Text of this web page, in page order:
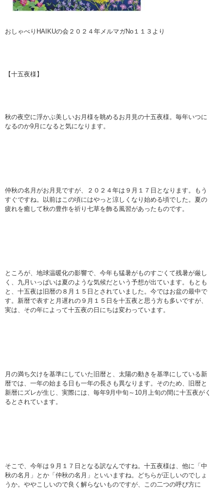
おしゃべりHAIKUの会２０２４年メルマガNo１１３より
【十五夜様】
秋の夜空に浮かぶ美しいお月様を眺めるお月見の十五夜様。毎年いつに
なるのか9月になると気になります。
仲秋の名月がお月見ですが、２０２４年は９月１７日となります。もう
すぐですね。以前はこの頃にはやっと涼しくなり始める頃でした。夏の
疲れを癒して秋の豊作を祈り七草を飾る風習があったものです。
ところが、地球温暖化の影響で、今年も猛暑がものすごくて残暑が厳し
く、九月いっぱいは夏のような気候だという予想が出ています。もとも
と、十五夜は旧暦の８月１５日とされていました。今ではお盆の最中で
す。新暦で表すと月遅れの９月１５日を十五夜と思う方も多いですが、
実は、その年によって十五夜の日にちは変わっています。
月の満ち欠けを基準にしていた旧暦と、太陽の動きを基準にしている新
暦では、一年の始まる日も一年の長さも異なります。そのため、旧暦と
新暦にズレが生じ、実際には、毎年9月中旬～10月上旬の間に十五夜がく
るとされています。
そこで、今年は９月１７日となる訳なんですね。十五夜様は、他に「中
秋の名月」とか「仲秋の名月」といいますね。どちらが正しいのでしょ
うか。ややこしいので良く解らないものですが、この二つの呼び方に